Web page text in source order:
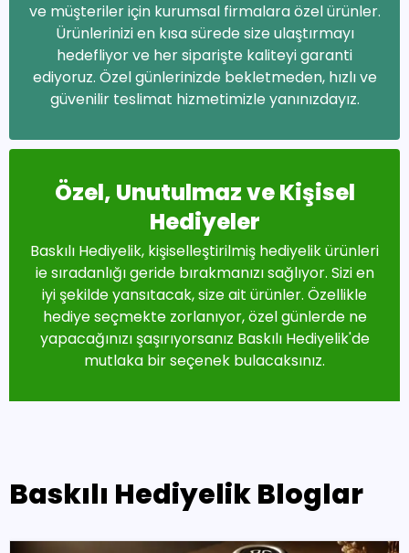
ve müşteriler için kurumsal firmalara özel ürünler.
Ürünlerinizi en kısa sürede size ulaştırmayı
hedefliyor ve her siparişte kaliteyi garanti
ediyoruz. Özel günlerinizde bekletmeden, hızlı ve
güvenilir teslimat hizmetimizle yanınızdayız.
Özel, Unutulmaz ve Kişisel
Hediyeler
Baskılı Hediyelik, kişiselleştirilmiş hediyelik ürünleri
ie sıradanlığı geride bırakmanızı sağlıyor. Sizi en
iyi şekilde yansıtacak, size ait ürünler. Özellikle
hediye seçmekte zorlanıyor, özel günlerde ne
yapacağınızı şaşırıyorsanız Baskılı Hediyelik'de
mutlaka bir seçenek bulacaksınız.
Baskılı Hediyelik Bloglar